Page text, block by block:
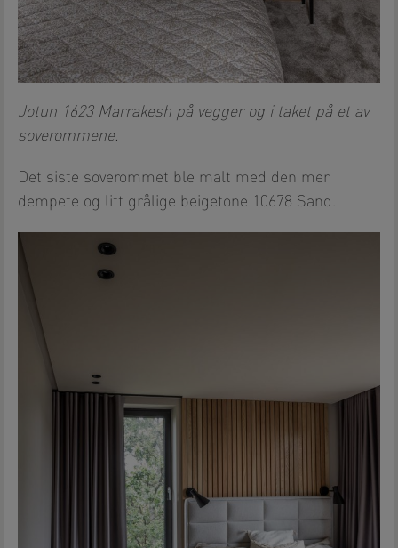
Jotun 1623 Marrakesh på vegger og i taket på et av
soverommene.
Det siste soverommet ble malt med den mer
dempete og litt grålige beigetone 10678 Sand.